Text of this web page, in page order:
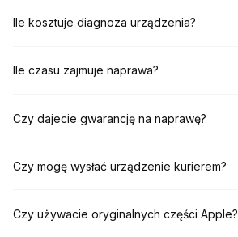
Ile kosztuje diagnoza urządzenia?
Ile czasu zajmuje naprawa?
Czy dajecie gwarancję na naprawę?
Czy mogę wysłać urządzenie kurierem?
Czy używacie oryginalnych części Apple?